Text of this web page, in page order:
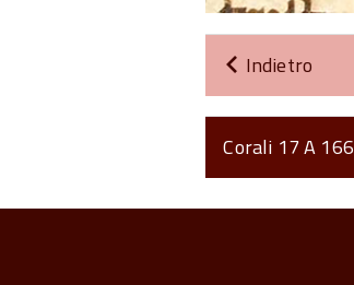
Indietro
Corali 17 A 166
all'inizio